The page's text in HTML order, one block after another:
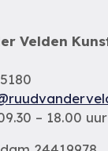
Velden
– 18.00 uur